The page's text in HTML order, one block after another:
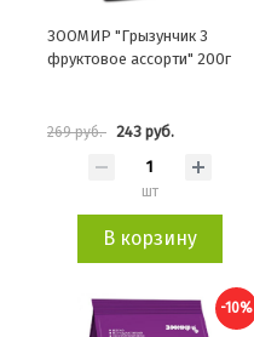
ЗООМИР "Грызунчик 3
фруктовое ассорти" 200г
269 руб. 243 руб.
шт
В корзину
-10%